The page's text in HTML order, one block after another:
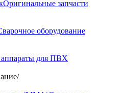
Оригинальные запчасти
для ПВХ
/